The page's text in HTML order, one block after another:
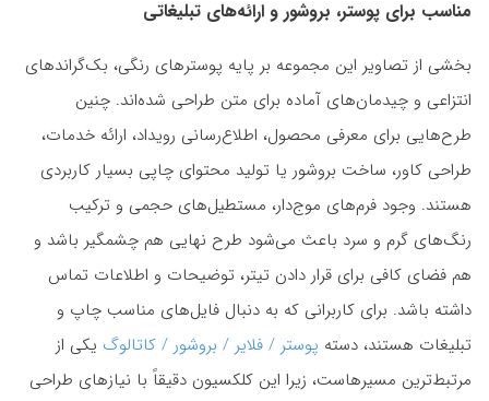
مناسب برای پوستر، بروشور و ارائه‌های تبلیغاتی
بخشی از تصاویر این مجموعه بر پایه پوسترهای رنگی، بک‌گراندهای
انتزاعی و چیدمان‌های آماده برای متن طراحی شده‌اند. چنین
طرح‌هایی برای معرفی محصول، اطلاع‌رسانی رویداد، ارائه خدمات،
طراحی کاور، ساخت بروشور یا تولید محتوای چاپی بسیار کاربردی
هستند. وجود فرم‌های موج‌دار، مستطیل‌های حجمی و ترکیب
رنگ‌های گرم و سرد باعث می‌شود طرح نهایی هم چشمگیر باشد و
هم فضای کافی برای قرار دادن تیتر، توضیحات و اطلاعات تماس
داشته باشد. برای کاربرانی که به دنبال فایل‌های مناسب چاپ و
تبلیغات هستند، دسته پوستر / فلایر / بروشور / کاتالوگ یکی از
مرتبط‌ترین مسیرهاست، زیرا این کلکسیون دقیقاً با نیازهای طراحی